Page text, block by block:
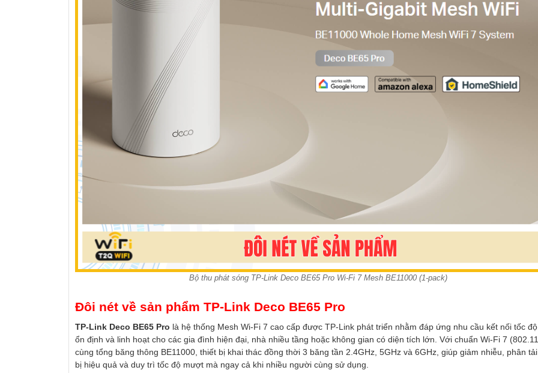
Bộ thu phát sóng TP-Link Deco BE65 Pro Wi-Fi 7 Mesh BE11000 (1-pack)
Đôi nét về sản phẩm TP-Link Deco BE65 Pro
TP-Link Deco BE65 Pro là hệ thống Mesh Wi-Fi 7 cao cấp được TP-Link phát triển nhằm đáp ứng nhu cầu kết nối tốc độ
ổn định và linh hoạt cho các gia đình hiện đại, nhà nhiều tầng hoặc không gian có diện tích lớn. Với chuẩn Wi-Fi 7
cùng tổng băng thông BE11000, thiết bị khai thác đồng thời 3 băng tần 2.4GHz, 5GHz và 6GHz, giúp giảm nhiễu, phân
bị hiệu quả và duy trì tốc độ mượt mà ngay cả khi nhiều người cùng sử dụng.